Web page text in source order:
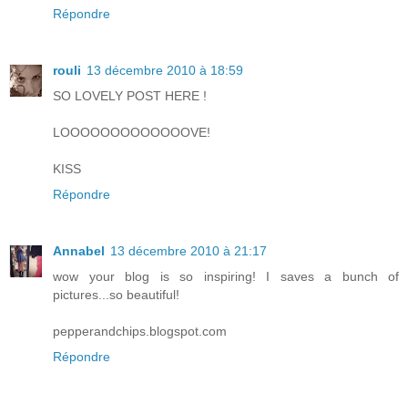
Répondre
rouli 13 décembre 2010 à 18:59
SO LOVELY POST HERE !
LOOOOOOOOOOOOOVE!
KISS
Répondre
Annabel 13 décembre 2010 à 21:17
wow your blog is so inspiring! I saves a bunch of
pictures...so beautiful!
pepperandchips.blogspot.com
Répondre